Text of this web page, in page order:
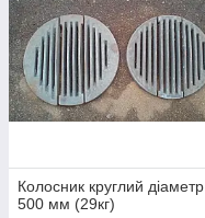
Колосник круглий діаметр
500 мм (29кг)